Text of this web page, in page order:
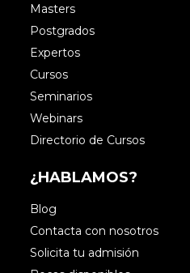
Masters
Postgrados
Expertos
Cursos
Seminarios
Webinars
Directorio de Cursos
¿HABLAMOS?
Blog
Contacta con nosotros
Solicita tu admisión